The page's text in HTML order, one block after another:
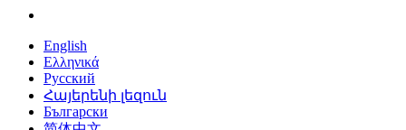
English
Ελληνικά
Русский
Հայերենի լեզուն
Български